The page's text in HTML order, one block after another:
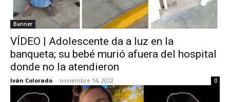
Banner
VÍDEO | Adolescente da a luz en la
banqueta; su bebé murió afuera del hospital
donde no la atendieron
Iván Colorado - noviembre 14, 2022 0